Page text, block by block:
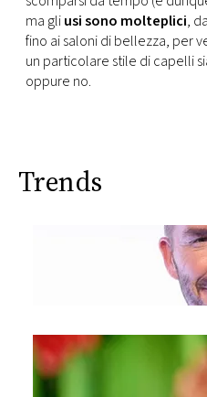
ma gliusi sono molteplici,
fino ai saloni di bellezza, per
un particolare stile di capelli
oppure no.
Trends